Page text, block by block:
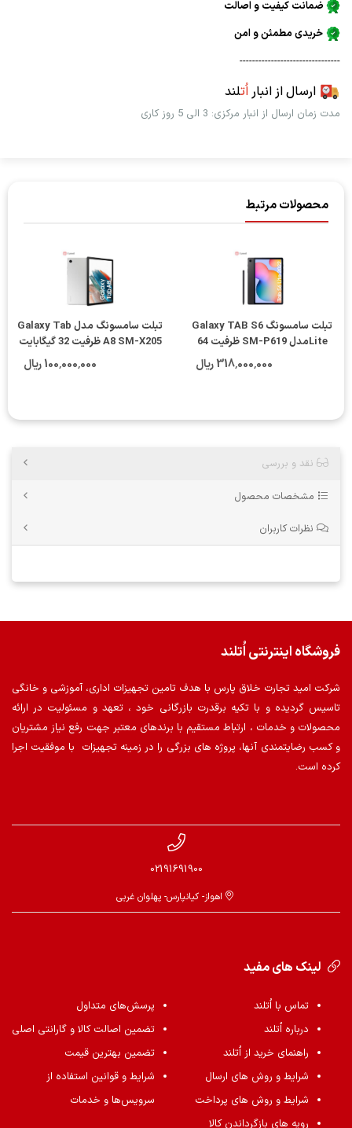
ضمانت کیفیت و اصالت
خریدی مطمئن و امن
--------------------------------
ارسال از انباراُتلند
مدت زمان ارسال از انبار مرکزی: 3 الی 5 روز کاری
محصولات مرتبط
تبلت سامسونگ Galaxy TAB S6
Liteمدل SM-P619 ظرفیت 64
318٬000٬000 ریال
تبلت سامسونگ مدل Galaxy Tab
A8 SM-X205 ظرفیت 32 گیگابایت
100٬000٬000 ریال
نقد و بررسی
مشخصات محصول
نظرات کاربران
فروشگاه اینترنتی اُتلند
شرکت امید تجارت خلاق پارس با هدف تامین تجهیزات اداری، آموزشی و خانگی
تاسیس گردیده و با تکیه برقدرت بازرگانی خود ، تعهد و مسئولیت در ارائه
محصولات و خدمات ، ارتباط مستقیم با برندهای معتبر جهت رفع نیاز مشتریان
و کسب رضایتمندی آنها، پروژه های بزرگی را در زمینه تجهیزات با موفقیت اجرا
کرده است.
02191691900
اهواز- کیانپارس- پهلوان غربی
لینک های مفید
تماس با اُتلند
درباره اُتلند
راهنمای خرید از اُتلند
شرایط و روش های ارسال
شرایط و روش های پرداخت
رویه های بازگرداندن کالا
پرسش‌های متداول
تضمین اصالت کالا و گارانتی اصلی
تضمین بهترین قیمت
شرایط و قوانین استفاده از
سرویس‌ها و خدمات